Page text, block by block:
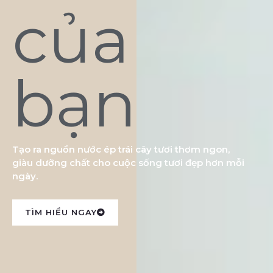
của
bạn
Tạo ra nguồn nước ép trái cây tươi thơm ngon,
giàu dưỡng chất cho cuộc sống tươi đẹp hơn mỗi
ngày.
TÌM HIỂU NGAY